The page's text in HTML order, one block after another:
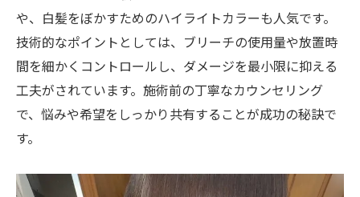
や、白髪をぼかすためのハイライトカラーも人気です。
技術的なポイントとしては、ブリーチの使用量や放置時
間を細かくコントロールし、ダメージを最小限に抑える
工夫がされています。施術前の丁寧なカウンセリング
で、悩みや希望をしっかり共有することが成功の秘訣で
す。